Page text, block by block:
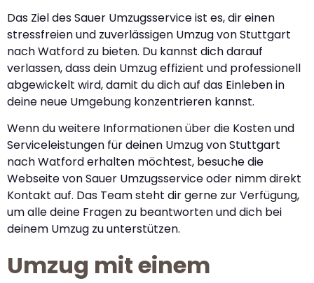
Das Ziel des Sauer Umzugsservice ist es, dir einen
stressfreien und zuverlässigen Umzug von Stuttgart
nach Watford zu bieten. Du kannst dich darauf
verlassen, dass dein Umzug effizient und professionell
abgewickelt wird, damit du dich auf das Einleben in
deine neue Umgebung konzentrieren kannst.
Wenn du weitere Informationen über die Kosten und
Serviceleistungen für deinen Umzug von Stuttgart
nach Watford erhalten möchtest, besuche die
Webseite von Sauer Umzugsservice oder nimm direkt
Kontakt auf. Das Team steht dir gerne zur Verfügung,
um alle deine Fragen zu beantworten und dich bei
deinem Umzug zu unterstützen.
Umzug mit einem